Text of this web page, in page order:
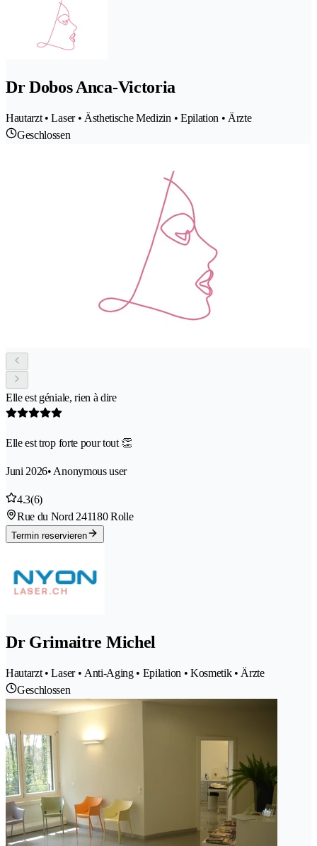
Dr Dobos Anca-Victoria
Hautarzt • Laser • Ästhetische Medizin • Epilation • Ärzte
Geschlossen
Elle est géniale, rien à dire
Elle est trop forte pour tout 👏
Juni 2026• Anonymous user
4.3(6)
Rue du Nord 241180 Rolle
Termin reservieren
Dr Grimaitre Michel
Hautarzt • Laser • Anti-Aging • Epilation • Kosmetik • Ärzte
Geschlossen